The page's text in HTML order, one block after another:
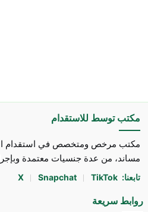
مكتب توسط للاستقدام
مكتب مرخص ومتخصص في استقدام
مساند، من عدة جنسيات معتمدة
تابعنا: X Snapchat TikTok
روابط سريعة